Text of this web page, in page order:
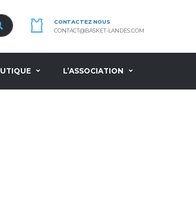
CONTACTEZ NOUS
CONTACT@BASKET-LANDES.COM
L’ASSOCIATION